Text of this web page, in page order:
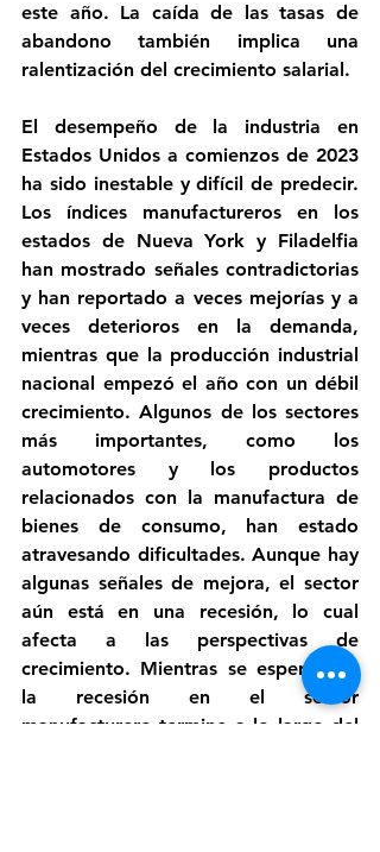
este año. La caída de las tasas de
abandono también implica una
ralentización del crecimiento salarial.
El desempeño de la industria en
Estados Unidos a comienzos de 2023
ha sido inestable y difícil de predecir.
Los índices manufactureros en los
estados de Nueva York y Filadelfia
han mostrado señales contradictorias
y han reportado a veces mejorías y a
veces deterioros en la demanda,
mientras que la producción industrial
nacional empezó el año con un débil
crecimiento. Algunos de los sectores
más importantes, como los
automotores y los productos
relacionados con la manufactura de
bienes de consumo, han estado
atravesando dificultades. Aunque hay
algunas señales de mejora, el sector
aún está en una recesión, lo cual
afecta a las perspectivas de
crecimiento. Mientras se espera que
la recesión en el sector
manufacturero termine a lo largo del